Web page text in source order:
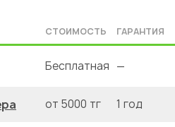
СТОИМОСТЬ ГАРАНТИЯ
Бесплатная —
от 5000 тг 1 год